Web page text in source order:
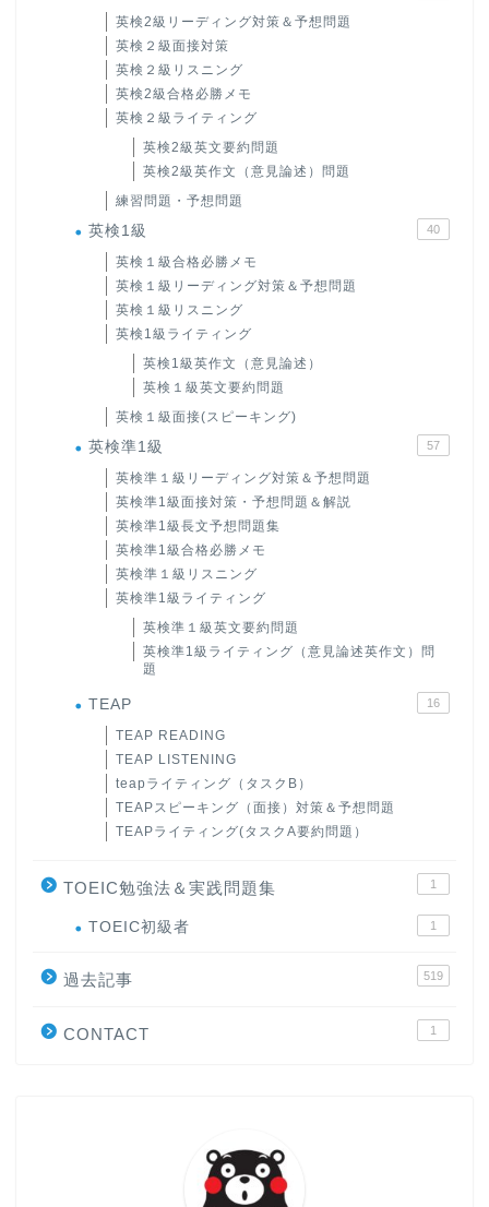
英検2級リーディング対策＆予想問題
英検２級面接対策
英検２級リスニング
英検2級合格必勝メモ
英検２級ライティング
英検2級英文要約問題
英検2級英作文（意見論述）問題
練習問題・予想問題
英検1級 40
英検１級合格必勝メモ
英検１級リーディング対策＆予想問題
英検１級リスニング
英検1級ライティング
英検1級英作文（意見論述）
英検１級英文要約問題
英検１級面接(スピーキング)
英検準1級 57
英検準１級リーディング対策＆予想問題
英検準1級面接対策・予想問題＆解説
英検準1級長文予想問題集
英検準1級合格必勝メモ
英検準１級リスニング
英検準1級ライティング
英検準１級英文要約問題
英検準1級ライティング（意見論述英作文）問
題
TEAP 16
TEAP READING
TEAP LISTENING
teapライティング（タスクB）
TEAPスピーキング（面接）対策＆予想問題
TEAPライティング(タスクA要約問題）
TOEIC勉強法＆実践問題集 1
TOEIC初級者 1
過去記事 519
CONTACT 1
大学入試英語対策講座